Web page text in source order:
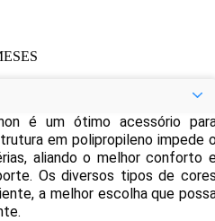
é um ótimo acessório
em polipropileno impede
aliando o melhor conforto
Os diversos tipos de
a melhor escolha que